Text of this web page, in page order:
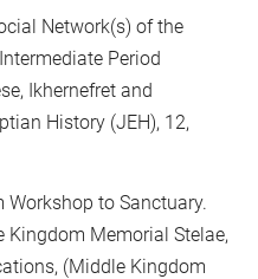
Network(s) of the
Period
Ikhernefret and
History (JEH), 12,
Workshop to Sanctuary.
Kingdom Memorial Stelae,
(Middle Kingdom